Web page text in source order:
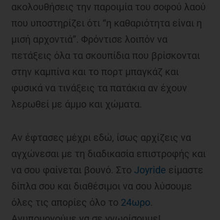
ακολουθήσεις την παροιμία του σοφού λαού
που υποστηρίζει ότι “η καθαριότητα είναι η
μισή αρχοντιά”. Φρόντισε λοιπόν να
πετάξεις όλα τα σκουπίδια που βρίσκονται
στην καμπίνα και το πορτ μπαγκάζ και
φυσικά να τινάξεις τα πατάκια αν έχουν
λερωθεί με άμμο και χώματα.
Αν έφτασες μέχρι εδώ, ίσως αρχίζεις να
αγχώνεσαι με τη διαδικασία επιστροφής και
να σου φαίνεται βουνό. Στο Joyride είμαστε
δίπλα σου και διαθέσιμοι να σου λύσουμε
όλες τις απορίες όλο το 24ωρο.